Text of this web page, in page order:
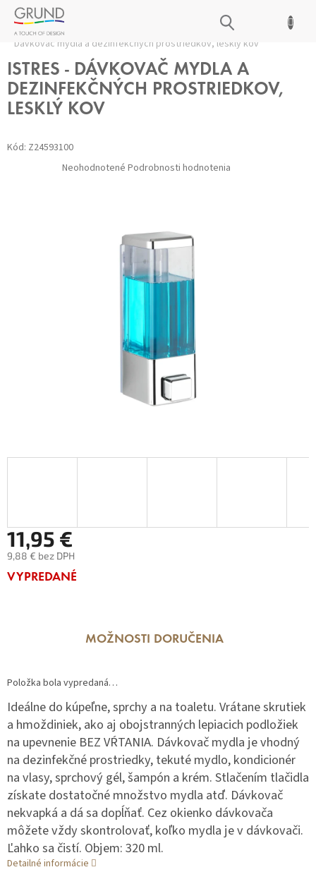
Prejsť
obsah
NÁKUPNÝ
Domov
/ Kúpeľňové doplnky Dávkovače mydla
Dávkovač mydla a dezinfekčných prostriedkov, lesklý kov
ISTRES - DÁVKOVAČ MYDLA A
DEZINFEKČNÝCH PROSTRIEDKOV,
LESKLÝ KOV
Kód: Z24593100
Priemerné
hodnotenie
Neohodnotené Podrobnosti hodnotenia
11,95 €
9,88 € bez DPH
Jednotková
VYPREDANÉ
MOŽNOSTI DORUČENIA
Položka bola vypredaná…
Ideálne do kúpeľne, sprchy a na toaletu. Vrátane skrutiek
a hmoždiniek, ako aj obojstranných lepiacich podložiek
na upevnenie BEZ VŔTANIA. Dávkovač mydla je vhodný
na dezinfekčné prostriedky, tekuté mydlo, kondicionér
na vlasy, sprchový gél, šampón a krém. Stlačením tlačidla
získate dostatočné množstvo mydla atď. Dávkovač
nekvapká a dá sa dopĺňať. Cez okienko dávkovača
môžete vždy skontrolovať, koľko mydla je v dávkovači.
Ľahko sa čistí. Objem: 320 ml.
Detailné informácie